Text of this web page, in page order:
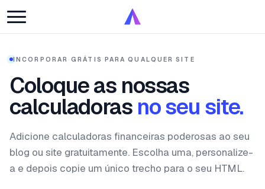
INCORPORAR ·GRÁTIS PARA QUALQUER SITE
Coloque as nossas
calculadoras no seu site.
Adicione calculadoras financeiras poderosas ao seu
blog ou site gratuitamente. Escolha uma, personalize-
a e depois copie um único trecho para o seu HTML.